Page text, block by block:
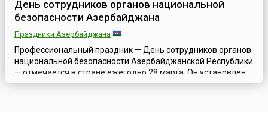
День сотрудников органов национальной
безопасности Азербайджана
Праздники Азербайджана
Профессиональный праздник — День сотрудников органов
национальной безопасности Азербайджанской Республики
— отмечается в стране ежегодно 28 марта. Он установлен
Указом Президента Азербайджана Гейдара Алиева от 23